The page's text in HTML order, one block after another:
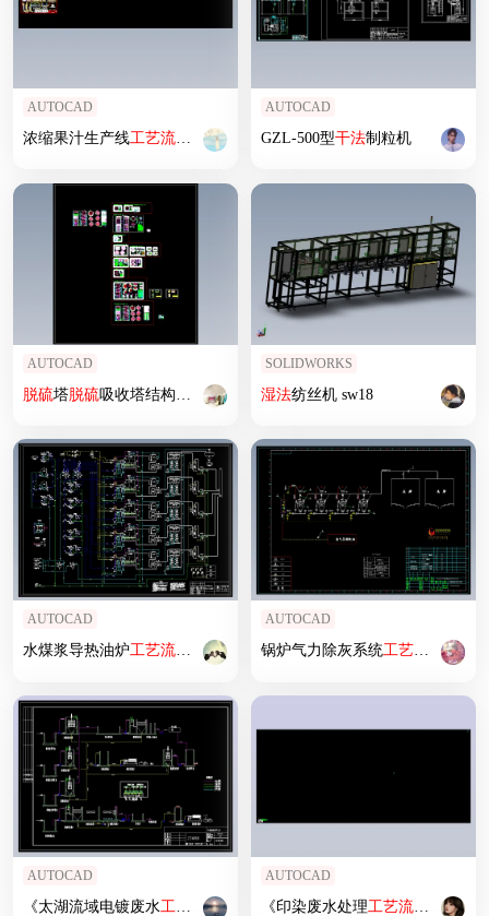
AUTOCAD
浓缩果汁生产线工艺流程图
AUTOCAD
GZL-500型干法制粒机
AUTOCAD
脱硫塔脱硫吸收塔结构施工 CAD图纸烟气 脱硫除尘设备装置
SOLIDWORKS
湿法纺丝机 sw18
AUTOCAD
水煤浆导热油炉工艺流程图
AUTOCAD
锅炉气力除灰系统工艺流程图
AUTOCAD
《太湖流域电镀废水工艺 流程图
AUTOCAD
《印染废水处理工艺流程图 》